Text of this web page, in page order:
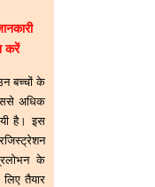
करें
बच्चों के
अधिक
है। इस
के
तैयार